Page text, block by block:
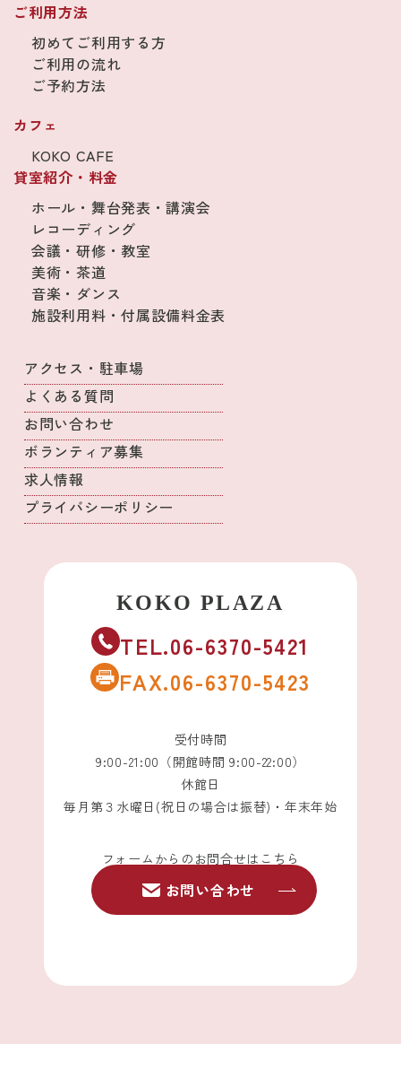
ご利用方法
初めてご利用する方
ご利用の流れ
ご予約方法
カフェ
KOKO CAFE
貸室紹介・料金
ホール・舞台発表・講演会
レコーディング
会議・研修・教室
美術・茶道
音楽・ダンス
施設利用料・付属設備料金表
アクセス・駐車場
よくある質問
お問い合わせ
ボランティア募集
求人情報
プライバシーポリシー
TEL.06-6370-5421
FAX.06-6370-5423
受付時間
9:00-21:00（開館時間 9:00-22:00）
休館日
毎月第３水曜日(祝日の場合は振替)・年末年始
フォームからのお問合せはこちら
お問い合わせ